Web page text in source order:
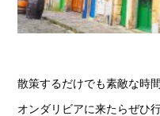
散策するだけでも素敵な時
オンダリビアに来たらぜひ